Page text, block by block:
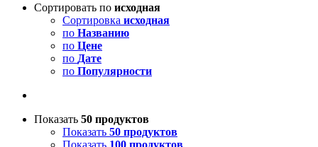
Сортировать по исходная
Сортировка исходная
по Названию
по Цене
по Дате
по Популярности
Показать 50 продуктов
Показать 50 продуктов
Показать 100 продуктов